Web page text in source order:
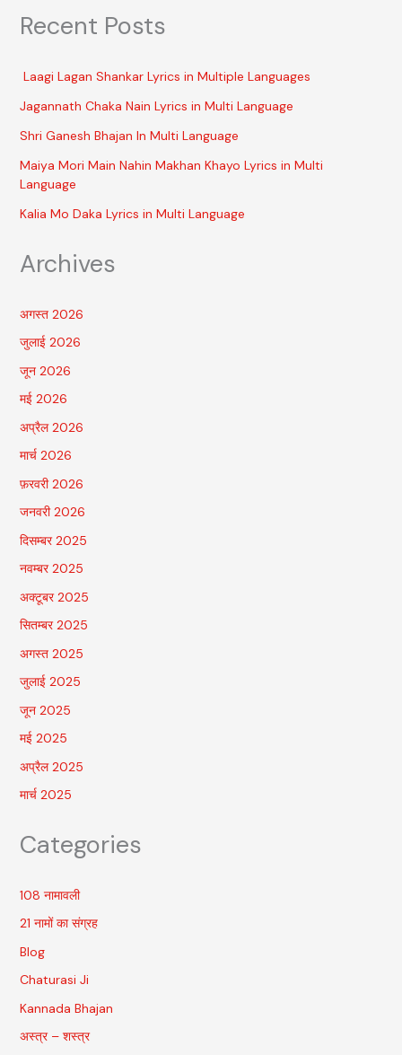
Recent Posts
Laagi Lagan Shankar Lyrics in Multiple Languages
Jagannath Chaka Nain Lyrics in Multi Language
Shri Ganesh Bhajan In Multi Language
Maiya Mori Main Nahin Makhan Khayo Lyrics in Multi
Language
Kalia Mo Daka Lyrics in Multi Language
Archives
अगस्त 2026
जुलाई 2026
जून 2026
मई 2026
अप्रैल 2026
मार्च 2026
फ़रवरी 2026
जनवरी 2026
दिसम्बर 2025
नवम्बर 2025
अक्टूबर 2025
सितम्बर 2025
अगस्त 2025
जुलाई 2025
जून 2025
मई 2025
अप्रैल 2025
मार्च 2025
Categories
108 नामावली
21 नामों का संग्रह
Blog
Chaturasi Ji
Kannada Bhajan
अस्त्र – शस्त्र